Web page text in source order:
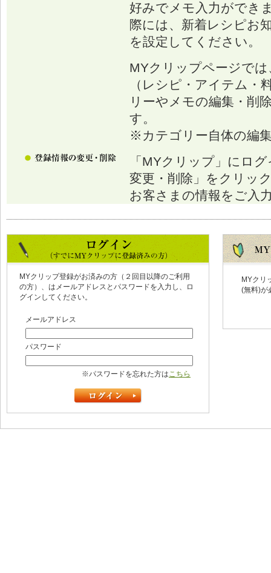
好みでメモ入力ができ
際には、新着レシピお
を設定してください。
MYクリップページで
（レシピ・アイテム・
リーやメモの編集・削
す。
※カテゴリー自体の編
「MYクリップ」にロ
変更・削除」をクリッ
お客さまの情報をご入
MYクリップ登録がお済みの方（２回目以降のご利用
の方）、はメールアドレスとパスワードを入力し、ロ
グインしてください。
メールアドレス
パスワード
※パスワードを忘れた方はこちら
MYクリ
(無料)が